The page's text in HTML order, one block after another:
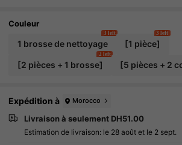
rtisanaux, usage domestique, pub, café
Couleur
1 brosse de nettoyage
3 left
[1 pièce]
3 left
[2 pièces + 1 brosse]
2 left
[5 pièces + 2
Expédition à Morocco
Livraison à seulement DH51.00
Estimation de livraison: le 28 août et le 2 sept.